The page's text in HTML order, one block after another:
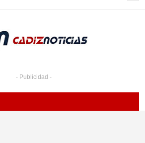
- Publicidad -